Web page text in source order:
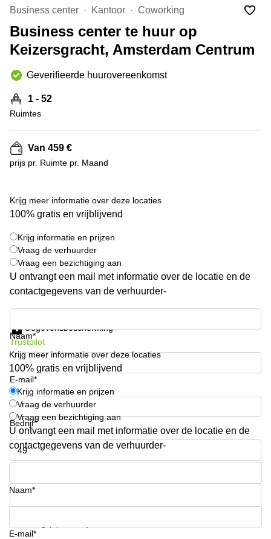
Hengelo
Hilversum
Hoofddorp
Deventer
Rotterdam
Tiel
Zwolle
Bodegraven-
Reeuwijk
Business
center
Arnhem
Business
Amsterdam
Westpoort
Business
center
Hilversum
Den
Haag
space
Breda
Coworking
Arnhem
Coworking
space
Hilversum
Coworking
space
Zwolle
Coworking
Haarlem
Kantoor
Huren
Hengelo
Nijmegen
Business center Kantoor Coworking
Business center te huur op
Keizersgracht, Amsterdam Centrum
Geverifieerde huurovereenkomst
1 - 52
Ruimtes
Van 459 €
prijs pr. Ruimte pr. Maand
Krijg meer informatie over deze locaties
100% gratis en vrijblijvend
Krijg informatie en prijzen
Vraag de verhuurder
Vraag een bezichtiging aan
U ontvangt een mail met informatie over de locatie en de
contactgegevens van de verhuurder-
Naam*
E-mail*
Bedrijf*
Telefoonnummer*
Gegevensbescherming
Trustpilot
Krijg meer informatie over deze locaties
100% gratis en vrijblijvend
Krijg informatie en prijzen
Vraag de verhuurder
Vraag een bezichtiging aan
U ontvangt een mail met informatie over de locatie en de
contactgegevens van de verhuurder-
Naam*
E-mail*